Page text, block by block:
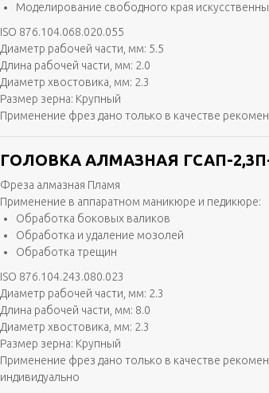
Моделирование свободного края
ISO 876.104.068.020.055
Диаметр рабочей части, мм: 5.5
Длина рабочей части, мм: 2.0
Диаметр хвостовика, мм: 2.3
Размер зерна: Крупный
Применение фрез дано только в качестве
ГОЛОВКА АЛМАЗНАЯ ГСАП-
Фреза алмазная Пламя
Применение в аппаратном маникюре и педикюре:
Обработка боковых валиков
Обработка и удаление мозолей
Обработка трещин
ISO 876.104.243.080.023
Диаметр рабочей части, мм: 2.3
Длина рабочей части, мм: 8.0
Диаметр хвостовика, мм: 2.3
Размер зерна: Крупный
Применение фрез дано только в качестве
индивидуально